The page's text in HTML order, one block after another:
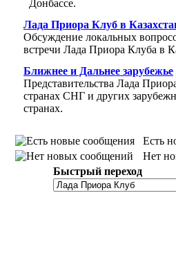
Донбассе.
Лада Приора Клуб в
Обсуждение локальных
встречи Лада Приора Клуба в
Ближнее и Дальнее зарубежье
Представительства Лада
странах СНГ и других
странах.
Есть
Нет
Быстрый переход